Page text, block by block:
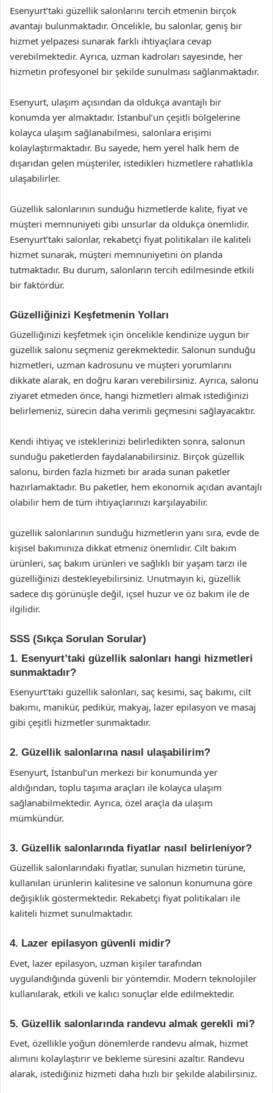
Esenyurt’taki güzellik salonlarını tercih etmenin birçok
avantajı bulunmaktadır. Öncelikle, bu salonlar, geniş bir
hizmet yelpazesi sunarak farklı ihtiyaçlara cevap
verebilmektedir. Ayrıca, uzman kadroları sayesinde, her
hizmetin profesyonel bir şekilde sunulması sağlanmaktadır.
Esenyurt, ulaşım açısından da oldukça avantajlı bir
konumda yer almaktadır. İstanbul’un çeşitli bölgelerine
kolayca ulaşım sağlanabilmesi, salonlara erişimi
kolaylaştırmaktadır. Bu sayede, hem yerel halk hem de
dışarıdan gelen müşteriler, istedikleri hizmetlere rahatlıkla
ulaşabilirler.
Güzellik salonlarının sunduğu hizmetlerde kalite, fiyat ve
müşteri memnuniyeti gibi unsurlar da oldukça önemlidir.
Esenyurt’taki salonlar, rekabetçi fiyat politikaları ile kaliteli
hizmet sunarak, müşteri memnuniyetini ön planda
tutmaktadır. Bu durum, salonların tercih edilmesinde etkili
bir faktördür.
Güzelliğinizi Keşfetmenin Yolları
Güzelliğinizi keşfetmek için öncelikle kendinize uygun bir
güzellik salonu seçmeniz gerekmektedir. Salonun sunduğu
hizmetleri, uzman kadrosunu ve müşteri yorumlarını
dikkate alarak, en doğru kararı verebilirsiniz. Ayrıca, salonu
ziyaret etmeden önce, hangi hizmetleri almak istediğinizi
belirlemeniz, sürecin daha verimli geçmesini sağlayacaktır.
Kendi ihtiyaç ve isteklerinizi belirledikten sonra, salonun
sunduğu paketlerden faydalanabilirsiniz. Birçok güzellik
salonu, birden fazla hizmeti bir arada sunan paketler
hazırlamaktadır. Bu paketler, hem ekonomik açıdan avantajlı
olabilir hem de tüm ihtiyaçlarınızı karşılayabilir.
güzellik salonlarının sunduğu hizmetlerin yanı sıra, evde de
kişisel bakımınıza dikkat etmeniz önemlidir. Cilt bakım
ürünleri, saç bakım ürünleri ve sağlıklı bir yaşam tarzı ile
güzelliğinizi destekleyebilirsiniz. Unutmayın ki, güzellik
sadece dış görünüşle değil, içsel huzur ve öz bakım ile de
ilgilidir.
SSS (Sıkça Sorulan Sorular)
1. Esenyurt’taki güzellik salonları hangi hizmetleri
sunmaktadır?
Esenyurt’taki güzellik salonları, saç kesimi, saç bakımı, cilt
bakımı, manikür, pedikür, makyaj, lazer epilasyon ve masaj
gibi çeşitli hizmetler sunmaktadır.
2. Güzellik salonlarına nasıl ulaşabilirim?
Esenyurt, İstanbul’un merkezi bir konumunda yer
aldığından, toplu taşıma araçları ile kolayca ulaşım
sağlanabilmektedir. Ayrıca, özel araçla da ulaşım
mümkündür.
3. Güzellik salonlarında fiyatlar nasıl belirleniyor?
Güzellik salonlarındaki fiyatlar, sunulan hizmetin türüne,
kullanılan ürünlerin kalitesine ve salonun konumuna göre
değişiklik göstermektedir. Rekabetçi fiyat politikaları ile
kaliteli hizmet sunulmaktadır.
4. Lazer epilasyon güvenli midir?
Evet, lazer epilasyon, uzman kişiler tarafından
uygulandığında güvenli bir yöntemdir. Modern teknolojiler
kullanılarak, etkili ve kalıcı sonuçlar elde edilmektedir.
5. Güzellik salonlarında randevu almak gerekli mi?
Evet, özellikle yoğun dönemlerde randevu almak, hizmet
alımını kolaylaştırır ve bekleme süresini azaltır. Randevu
alarak, istediğiniz hizmeti daha hızlı bir şekilde alabilirsiniz.